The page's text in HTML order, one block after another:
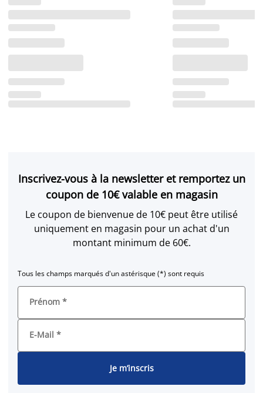
Inscrivez-vous à la newsletter et remportez un
coupon de 10€ valable en magasin
Le coupon de bienvenue de 10€ peut être utilisé
uniquement en magasin pour un achat d'un
montant minimum de 60€.
Tous les champs marqués d'un astérisque (*) sont requis
Prénom *
E-Mail *
Je m’inscris